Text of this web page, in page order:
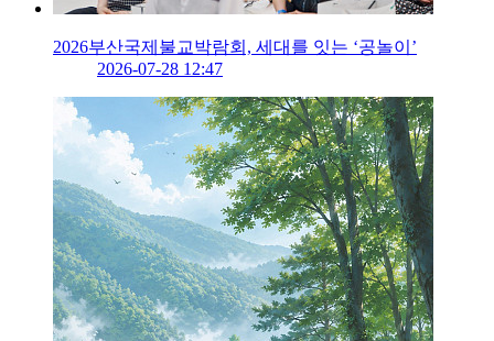
2026부산국제불교박람회, 세대를 잇는 ‘공놀이’
2026-07-28 12:47